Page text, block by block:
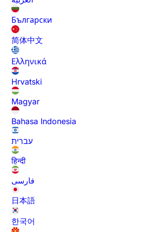
Български
简体中文
Ελληνικά
Hrvatski
Magyar
Bahasa Indonesia
עברית
हिन्दी
فارسی
日本語
한국어